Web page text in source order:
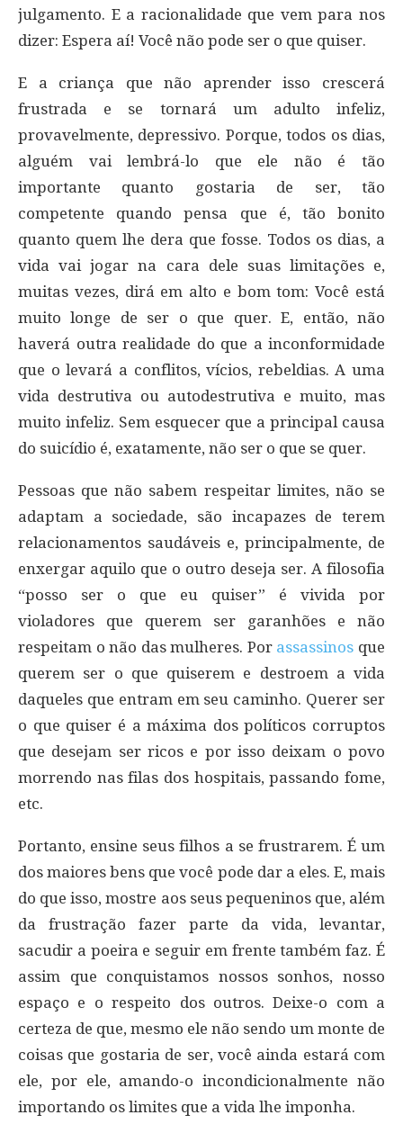
julgamento. E a racionalidade que vem para nos
dizer: Espera aí! Você não pode ser o que quiser.
E a criança que não aprender isso crescerá
frustrada e se tornará um adulto infeliz,
provavelmente, depressivo. Porque, todos os dias,
alguém vai lembrá-lo que ele não é tão
importante quanto gostaria de ser, tão
competente quando pensa que é, tão bonito
quanto quem lhe dera que fosse. Todos os dias, a
vida vai jogar na cara dele suas limitações e,
muitas vezes, dirá em alto e bom tom: Você está
muito longe de ser o que quer. E, então, não
haverá outra realidade do que a inconformidade
que o levará a conflitos, vícios, rebeldias. A uma
vida destrutiva ou autodestrutiva e muito, mas
muito infeliz. Sem esquecer que a principal causa
do suicídio é, exatamente, não ser o que se quer.
Pessoas que não sabem respeitar limites, não se
adaptam a sociedade, são incapazes de terem
relacionamentos saudáveis e, principalmente, de
enxergar aquilo que o outro deseja ser. A filosofia
“posso ser o que eu quiser” é vivida por
violadores que querem ser garanhões e não
respeitam o não das mulheres. Por assassinos que
querem ser o que quiserem e destroem a vida
daqueles que entram em seu caminho. Querer ser
o que quiser é a máxima dos políticos corruptos
que desejam ser ricos e por isso deixam o povo
morrendo nas filas dos hospitais, passando fome,
etc.
Portanto, ensine seus filhos a se frustrarem. É um
dos maiores bens que você pode dar a eles. E, mais
do que isso, mostre aos seus pequeninos que, além
da frustração fazer parte da vida, levantar,
sacudir a poeira e seguir em frente também faz. É
assim que conquistamos nossos sonhos, nosso
espaço e o respeito dos outros. Deixe-o com a
certeza de que, mesmo ele não sendo um monte de
coisas que gostaria de ser, você ainda estará com
ele, por ele, amando-o incondicionalmente não
importando os limites que a vida lhe imponha.